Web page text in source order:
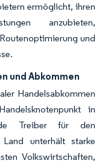
ermöglicht, ihren
anzubieten,
und
und Abkommen
Handelsabkommen
in
Treiber für den
unterhält starke
Volkswirtschaften,